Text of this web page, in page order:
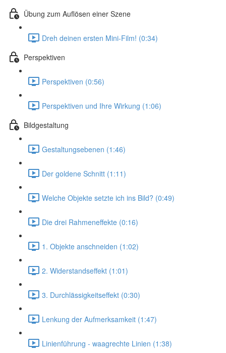
Übung zum Auflösen einer Szene
Dreh deinen ersten Mini-Film! (0:34)
Perspektiven
Perspektiven (0:56)
Perspektiven und Ihre Wirkung (1:06)
Bildgestaltung
Gestaltungsebenen (1:46)
Der goldene Schnitt (1:11)
Welche Objekte setzte ich ins Bild? (0:49)
Die drei Rahmeneffekte (0:16)
1. Objekte anschneiden (1:02)
2. Widerstandseffekt (1:01)
3. Durchlässigkeitseffekt (0:30)
Lenkung der Aufmerksamkeit (1:47)
Linienführung - waagrechte Linien (1:38)